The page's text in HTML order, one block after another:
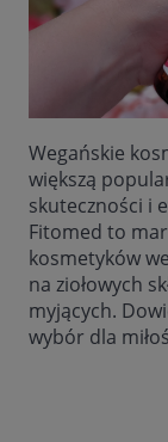
Wegańskie
większą
skuteczności i
Fitomed to
kosmetyków
na ziołowych
myjących.
wybór dla